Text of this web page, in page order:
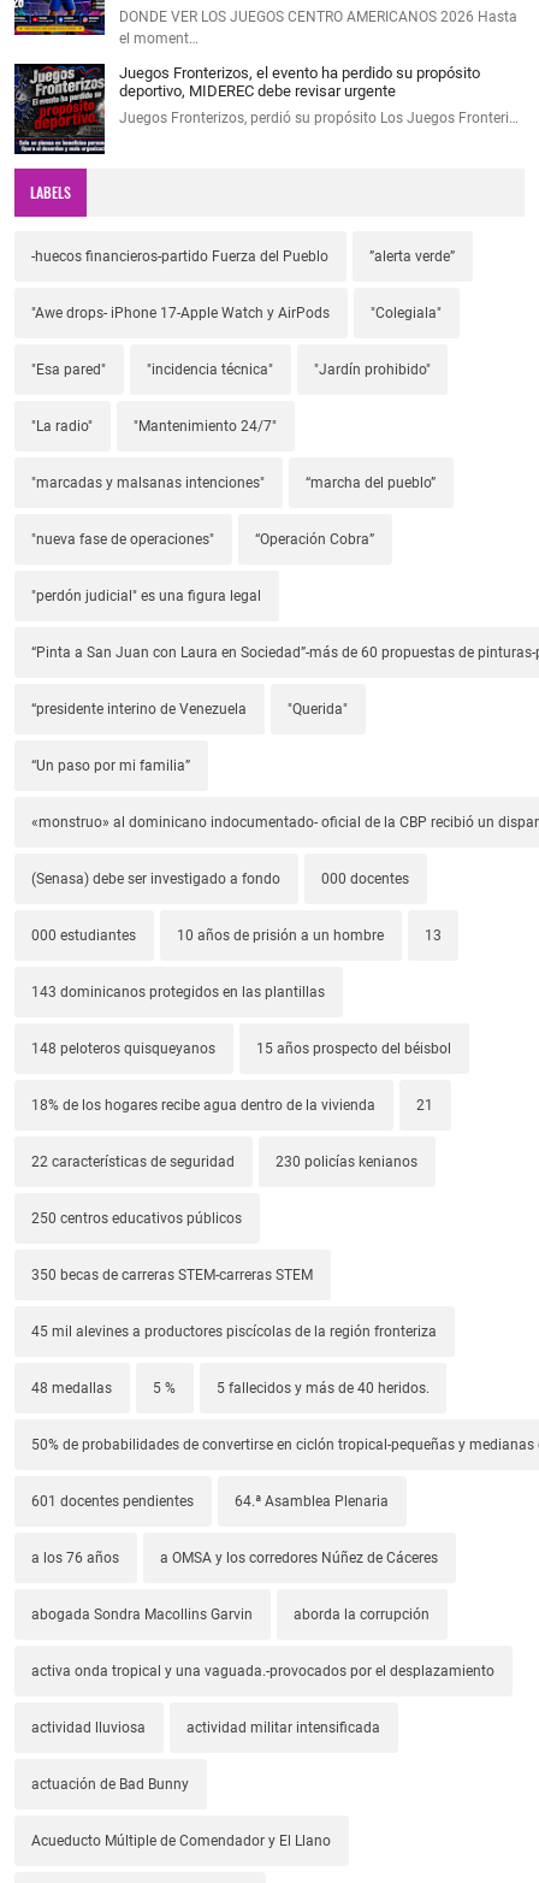
DONDE VER LOS JUEGOS CENTRO AMERICANOS 2026 Hasta
el moment…
Juegos Fronterizos, el evento ha perdido su propósito
deportivo, MIDEREC debe revisar urgente
Juegos Fronterizos, perdió su propósito Los Juegos Fronteri…
LABELS
-huecos financieros-partido Fuerza del Pueblo ”alerta verde”
"Awe drops- iPhone 17-Apple Watch y AirPods "Colegiala"
"Esa pared" "incidencia técnica" "Jardín prohibido"
"La radio" "Mantenimiento 24/7"
"marcadas y malsanas intenciones" “marcha del pueblo”
"nueva fase de operaciones" “Operación Cobra”
"perdón judicial" es una figura legal
“Pinta a San Juan con Laura en Sociedad”-más de 60 propuestas de
“presidente interino de Venezuela "Querida"
“Un paso por mi familia”
«monstruo» al dominicano indocumentado- oficial de la CBP recibió un
(Senasa) debe ser investigado a fondo 000 docentes
000 estudiantes 10 años de prisión a un hombre 13
143 dominicanos protegidos en las plantillas
148 peloteros quisqueyanos 15 años prospecto del béisbol
18% de los hogares recibe agua dentro de la vivienda 21
22 características de seguridad 230 policías kenianos
250 centros educativos públicos
350 becas de carreras STEM-carreras STEM
45 mil alevines a productores piscícolas de la región fronteriza
48 medallas 5 % 5 fallecidos y más de 40 heridos.
50% de probabilidades de convertirse en ciclón tropical-pequeñas y
601 docentes pendientes 64.ª Asamblea Plenaria
a los 76 años a OMSA y los corredores Núñez de Cáceres
abogada Sondra Macollins Garvin aborda la corrupción
activa onda tropical y una vaguada.-provocados por el desplazamiento
actividad lluviosa actividad militar intensificada
actuación de Bad Bunny
Acueducto Múltiple de Comendador y El Llano